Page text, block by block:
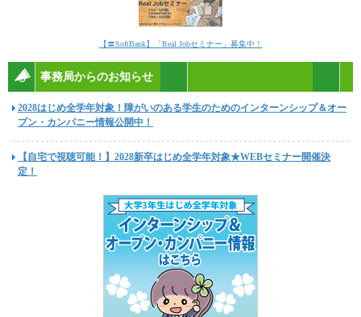
【〓SoftBank】「Real Jobセミナー」募集中！
事務局からのお知らせ
2028はじめ全学年対象！障がいのある学生のためのインターンシップ＆オー
プン・カンパニー情報公開中！
【自宅で視聴可能！】2028新卒はじめ全学年対象★WEBセミナー開催決
定！